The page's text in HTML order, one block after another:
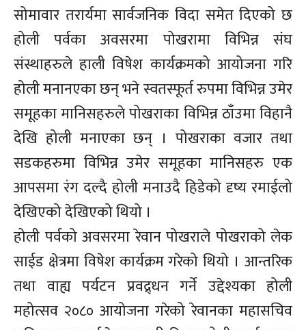
सोमावार तरार्यमा सार्वजनिक विदा समेत दिएको छ
होली पर्वका अवसरमा पोखरामा विभिन्न संघ
संस्थाहरुले हाली विषेश कार्यक्रमको आयोजना गरि
होली मनानएका छन् भने स्वतस्फूर्त रुपमा विभिन्न उमेर
समूहका मानिसहरुले पोखराका विभिन्न ठाँउमा विहानै
देखि होली मनाएका छन् । पोखराका वजार तथा
सडकहरुमा विभिन्न उमेर समूहका मानिसहरु एक
आपसमा रंग दल्दै होली मनाउदै हिडेको दृष्य रमाईलो
देखिएको देखिएको थियो ।
होली पर्वको अवसरमा रेवान पोखराले पोखराको लेक
साईड क्षेत्रमा विषेश कार्यक्रम गरेको थियो । आन्तरिक
तथा वाह्य पर्यटन प्रवद्र्धन गर्ने उद्देश्यका होली
महोत्सव २०८० आयोजना गरेको रेवानका महासचिव